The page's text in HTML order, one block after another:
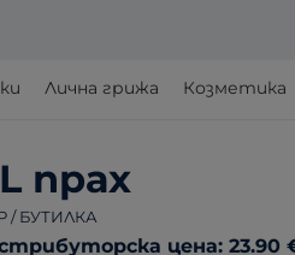
Лична грижа Козметика
прах
/ БУТИЛКА
цена: 23.90